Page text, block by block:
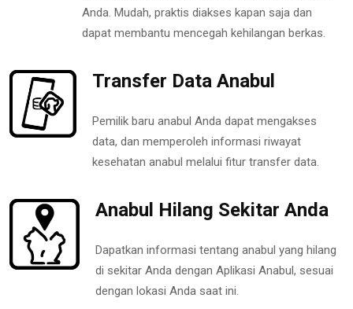
Anda. Mudah, praktis diakses kapan saja dan
dapat membantu mencegah kehilangan berkas.
Transfer Data Anabul
Pemilik baru anabul Anda dapat mengakses
data, dan memperoleh informasi riwayat
kesehatan anabul melalui fitur transfer data.
Anabul Hilang Sekitar Anda
Dapatkan informasi tentang anabul yang hilang
di sekitar Anda dengan Aplikasi Anabul, sesuai
dengan lokasi Anda saat ini.